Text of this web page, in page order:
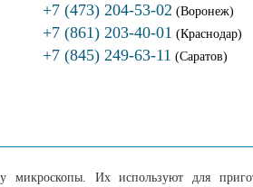
+7 (473) 204-53-02 (Воронеж)
+7 (861) 203-40-01 (Краснодар)
+7 (845) 249-63-11 (Саратов)
Их используют для